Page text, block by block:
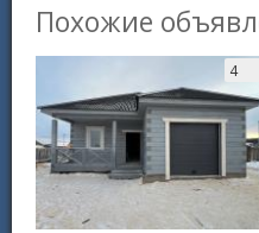
Похожие
4